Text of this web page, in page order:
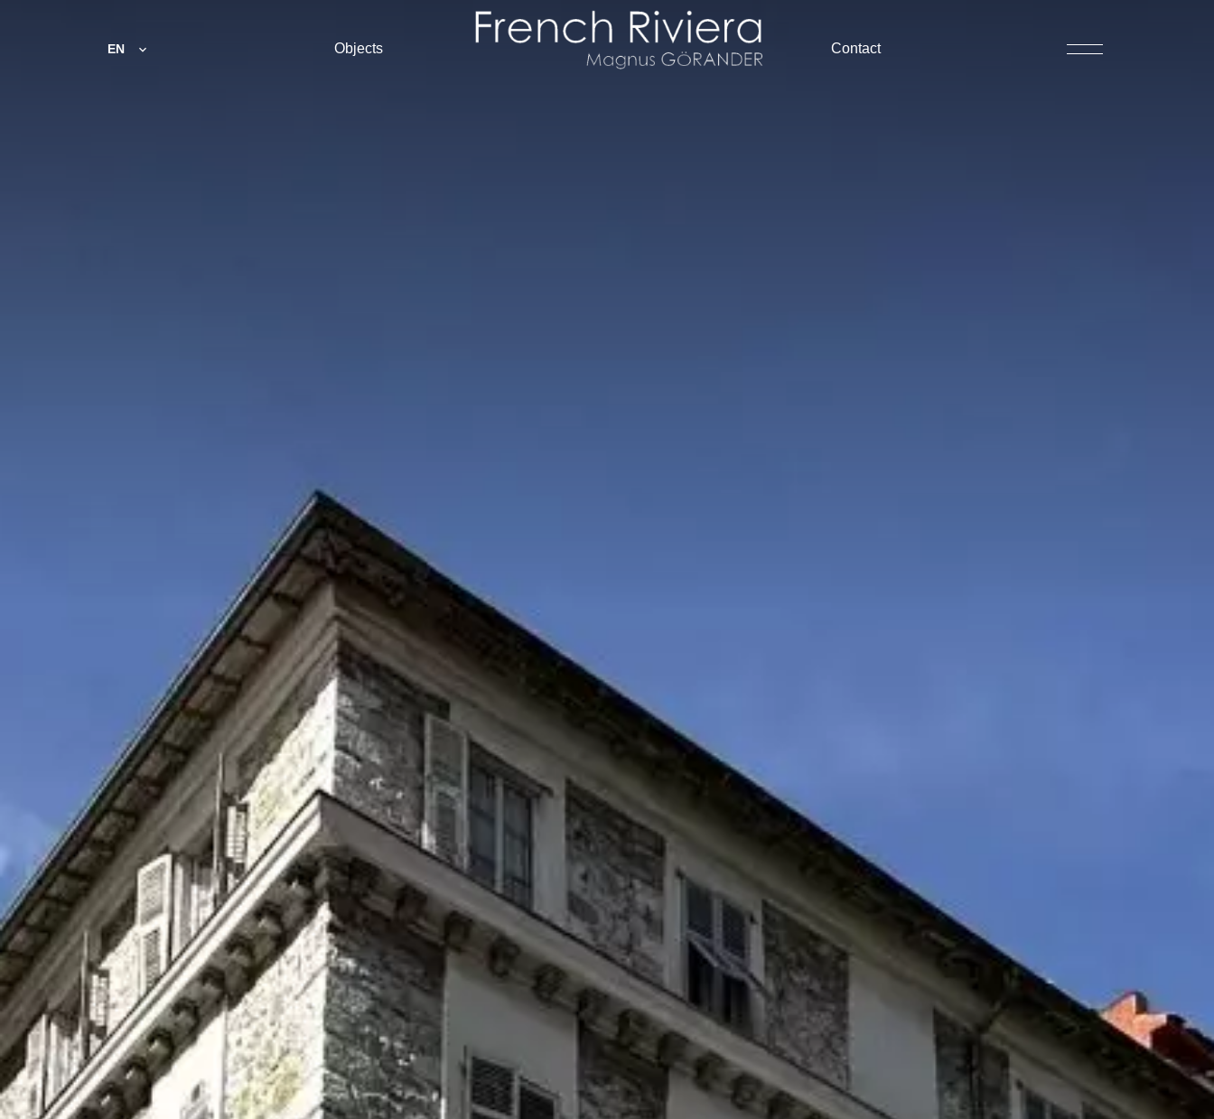
EN Objects Contact